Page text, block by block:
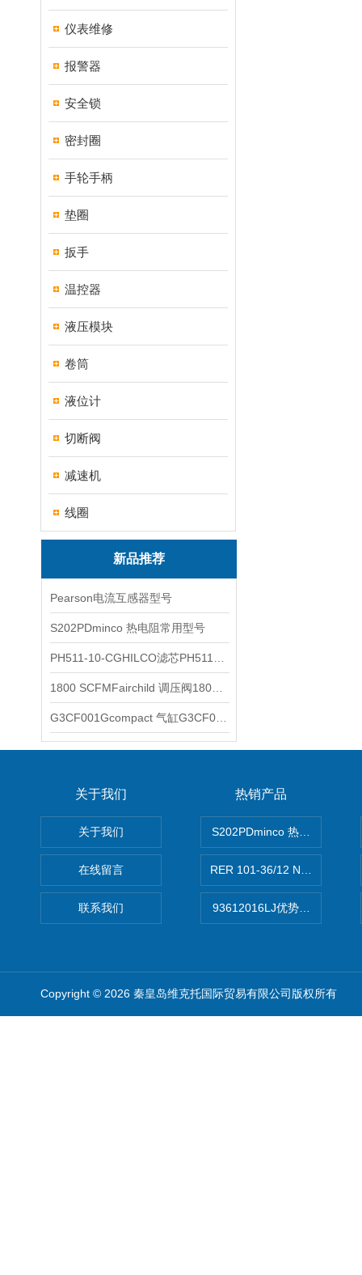
仪表维修
报警器
安全锁
密封圈
手轮手柄
垫圈
扳手
温控器
液压模块
卷筒
液位计
切断阀
减速机
线圈
新品推荐
Pearson电流互感器型号
S202PDminco 热电阻常用型号
关于我们
关于我们
在线留言
联系我们
热销产品
S202PDminco 热电阻
RER 101-36/12 NHH离心
93612016LJ优势供应美国
Copyright © 2026 秦皇岛维克托国际贸易有限公司版权所有